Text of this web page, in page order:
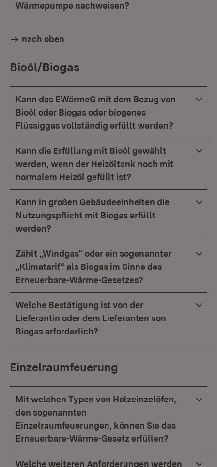
Wärmepumpe nachweisen?
nach oben
Bioöl/Biogas
Kann das EWärmeG mit dem Bezug von
Bioöl oder Biogas oder biogenes
Flüssiggas vollständig erfüllt werden?
Kann die Erfüllung mit Bioöl gewählt
werden, wenn der Heizöltank noch mit
normalem Heizöl gefüllt ist?
Kann in großen Gebäudeeinheiten die
Nutzungspflicht mit Biogas erfüllt
werden?
Zählt „Windgas“ oder ein sogenannter
„Klimatarif“ als Biogas im Sinne des
Erneuerbare-Wärme-Gesetzes?
Welche Bestätigung ist von der
Lieferantin oder dem Lieferanten von
Biogas erforderlich?
Einzelraumfeuerung
Mit welchen Typen von Holzeinzelöfen,
den sogenannten
Einzelraumfeuerungen, können Sie das
Erneuerbare-Wärme-Gesetz erfüllen?
Welche weiteren Anforderungen werden